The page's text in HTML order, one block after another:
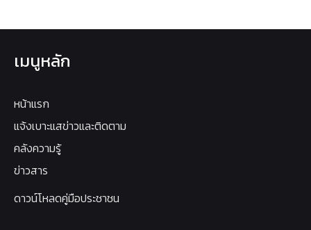
เมนูหลัก
หน้าแรก
แจ้งเบาะแสข่าวและติดตาม
คลังความรู้
ข่าวสาร
ดาวน์โหลดคู่มือประชาชน